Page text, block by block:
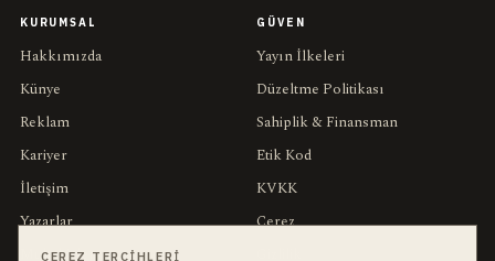
KURUMSAL
Hakkımızda
Künye
Reklam
Kariyer
İletişim
Yazarlar
Muhabirler
GÜVEN
Yayın İlkeleri
Düzeltme Politikası
Sahiplik & Finansman
Etik Kod
KVKK
Çerez
ÇEREZ TERCIHLERI